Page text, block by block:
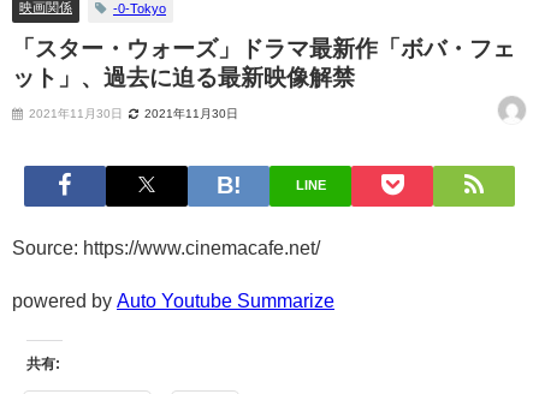
映画関係 -0-Tokyo
「スター・ウォーズ」ドラマ最新作「ボバ・フェ
ット」、過去に迫る最新映像解禁
2021年11月30日 2021年11月30日
LINE
Source: https://www.cinemacafe.net/
powered by Auto Youtube Summarize
共有: